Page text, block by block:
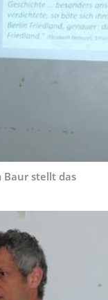
Baur stellt das